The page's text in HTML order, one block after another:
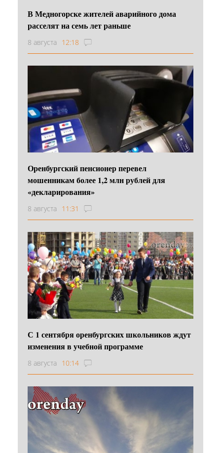
В Медногорске жителей аварийного дома
расселят на семь лет раньше
8 августа 12:18
Оренбургский пенсионер перевел
мошенникам более 1,2 млн рублей для
«декларирования»
8 августа 11:31
С 1 сентября оренбургских школьников ждут
изменения в учебной программе
8 августа 10:14